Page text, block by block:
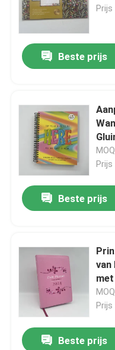
Prijs
Beste prijs
Prijs
Beste prijs
van
Beste prijs